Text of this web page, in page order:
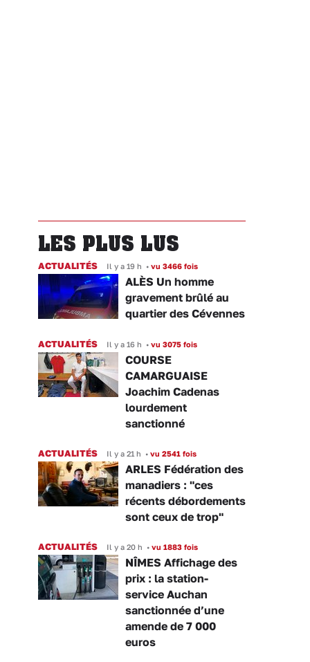
LES PLUS LUS
ACTUALITÉS Il y a 19 h • vu 3466 fois
ALÈS Un homme
gravement brûlé au
quartier des Cévennes
ACTUALITÉS Il y a 16 h • vu 3075 fois
COURSE
CAMARGUAISE
Joachim Cadenas
lourdement
sanctionné
ACTUALITÉS Il y a 21 h • vu 2541 fois
ARLES Fédération des
manadiers : "ces
récents débordements
sont ceux de trop"
ACTUALITÉS Il y a 20 h • vu 1883 fois
NÎMES Affichage des
prix : la station-
service Auchan
sanctionnée d’une
amende de 7 000
euros